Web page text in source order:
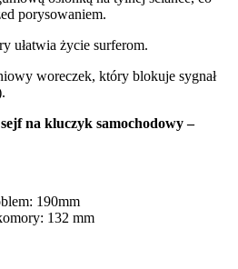
porysowaniem.
ułatwia życie surferom.
woreczek, który blokuje sygnał
na kluczyk samochodowy –
190mm
132 mm